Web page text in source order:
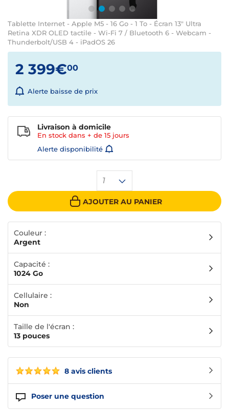
Tablette Internet - Apple M5 - 16 Go - 1 To - Écran 13" Ultra
Retina XDR OLED tactile - Wi-Fi 7 / Bluetooth 6 - Webcam -
Thunderbolt/USB 4 - iPadOS 26
8 avis clients
Poser une question
2 399€00
Alerte baisse de prix
1
AJOUTER AU PANIER
Livraison à domicile
En stock dans + de 15 jours
Alerte disponibilité
Couleur :
Argent
Capacité :
1024 Go
Cellulaire :
Non
Taille de l'écran :
13 pouces